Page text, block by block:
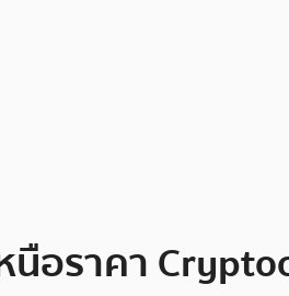
อราคา